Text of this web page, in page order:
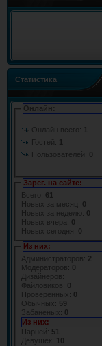
Статистика
Онлайн:
Онлайн всего: 1
Гостей: 1
Пользователей: 0
Зарег. на сайте:
Всего: 61
Новых за месяц: 0
Новых за неделю: 0
Новых вчера: 0
Новых сегодня: 0
Из них:
Администраторов: 2
Модераторов: 0
Дизайнеров:
Файловиков: 0
Проверенных: 0
Обычных: 59
Забаненых: 0
Из них:
Парней: 51
Девушек:
10